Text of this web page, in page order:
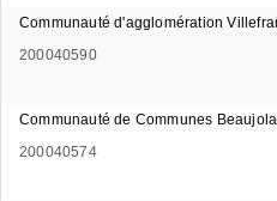
Communauté d'agglomération
200040590
Communauté de Communes
200040574